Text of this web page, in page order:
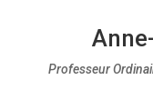
Professeur